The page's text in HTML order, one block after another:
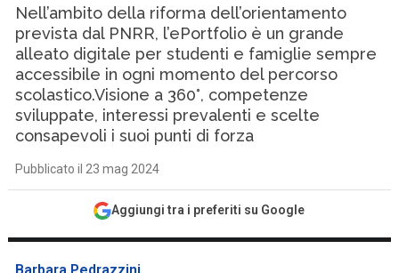
Nell’ambito della riforma dell’orientamento
prevista dal PNRR, l’ePortfolio è un grande
alleato digitale per studenti e famiglie sempre
accessibile in ogni momento del percorso
scolastico.Visione a 360°, competenze
sviluppate, interessi prevalenti e scelte
consapevoli i suoi punti di forza
Pubblicato il 23 mag 2024
Aggiungi tra i preferiti su Google